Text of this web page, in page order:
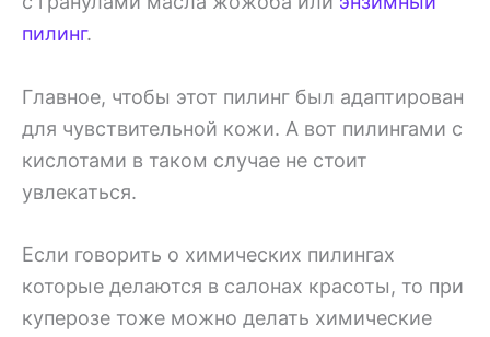
пилинг.
Главное, чтобы этот пилинг был адаптирован
для чувствительной кожи. А вот пилингами с
кислотами в таком случае не стоит
увлекаться.
Если говорить о химических пилингах
которые делаются в салонах красоты, то при
куперозе тоже можно делать химические